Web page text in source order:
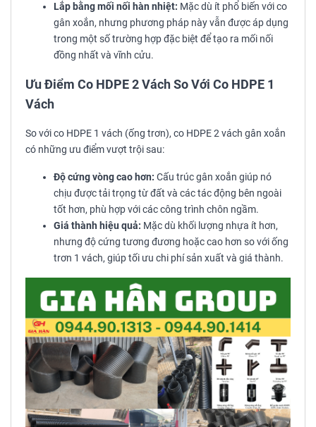
Lắp bằng mối nối hàn nhiệt: Mặc dù ít phổ biến với co
gân xoắn, nhưng phương pháp này vẫn được áp dụng
trong một số trường hợp đặc biệt để tạo ra mối nối
đồng nhất và vĩnh cửu.
Ưu Điểm Co HDPE 2 Vách So Với Co HDPE 1
Vách
So với co HDPE 1 vách (ống trơn), co HDPE 2 vách gân xoắn
có những ưu điểm vượt trội sau:
Độ cứng vòng cao hơn: Cấu trúc gân xoắn giúp nó
chịu được tải trọng từ đất và các tác động bên ngoài
tốt hơn, phù hợp với các công trình chôn ngầm.
Giá thành hiệu quả: Mặc dù khối lượng nhựa ít hơn,
nhưng độ cứng tương đương hoặc cao hơn so với ống
trơn 1 vách, giúp tối ưu chi phí sản xuất và giá thành.